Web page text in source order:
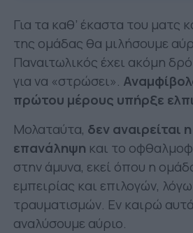
Για τα καθ’ έκαστα του ματς
της ομάδας θα μιλήσουμε
Παναιτωλικός έχει ακόμη
για να «στρώσει».
πρώτου μέρους υπήρξε
Μολαταύτα, δεν αναιρείται
επανάληψη και το
στην άμυνα, εκεί όπου η
εμπειρίας και επιλογών,
τραυματισμών. Εν καιρώ
αναλύσουμε αύριο.